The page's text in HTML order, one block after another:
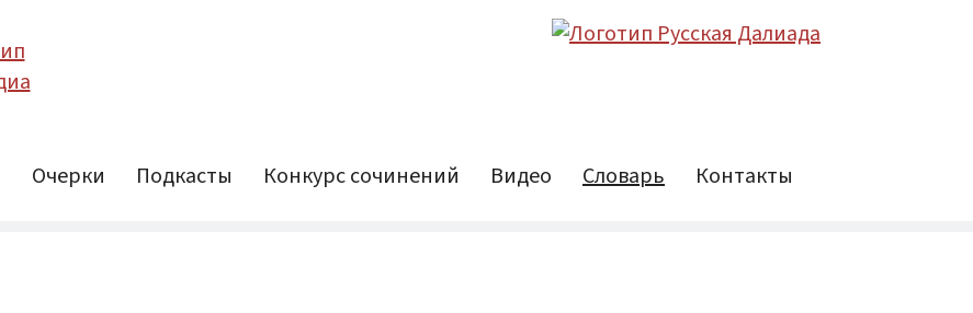
Очерки Подкасты Конкурс сочинений Видео Словарь Контакты